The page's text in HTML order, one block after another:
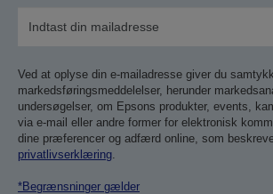
Ved at oplyse din e-mailadresse giver du
markedsføringsmeddelelser, herunder
undersøgelser, om Epsons produkter, events,
via e-mail eller andre former for elektronisk
dine præferencer og adfærd online, som
privatlivserklæring
*Begrænsninger gælder